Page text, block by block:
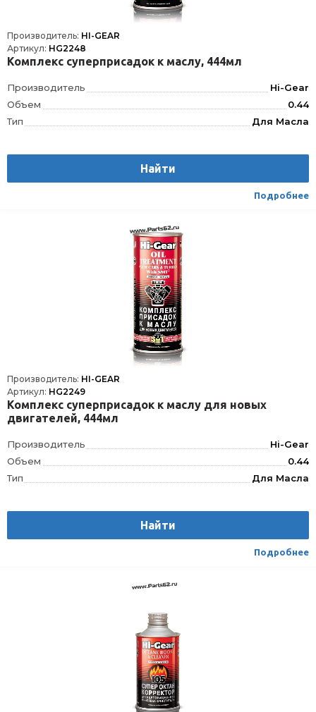
Производитель: HI-GEAR
Артикул: HG2248
Комплекс суперприсадок к маслу, 444мл
Производитель
Hi-Gear
Объем
0.44
Тип
Для Масла
Найти
Подробнее
Производитель: HI-GEAR
Артикул: HG2249
Комплекс суперприсадок к маслу для новых
двигателей, 444мл
Производитель
Hi-Gear
Объем
0.44
Тип
Для Масла
Найти
Подробнее